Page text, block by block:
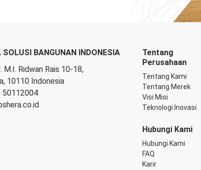
SOLUSI BANGUNAN INDONESIA
M.I. Ridwan Rais 10-18,
10110 Indonesia
50112004
Tentang
Perusahaan
Tentang Kami
Tentang Merek
Visi Misi
Teknologi Inovasi
Hubungi Kami
Hubungi Kami
FAQ
Karir